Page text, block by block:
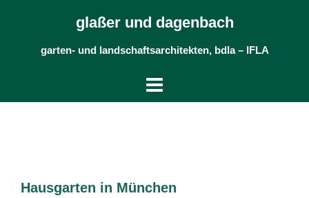
glaßer und dagenbach
garten- und landschaftsarchitekten, bdla – IFLA
Hausgarten in München